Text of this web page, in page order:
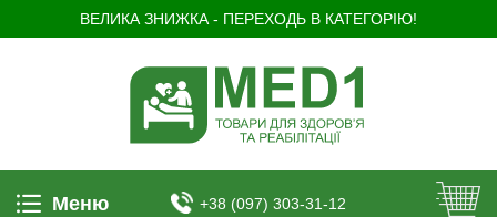
ВЕЛИКА ЗНИЖКА - ПЕРЕХОДЬ В КАТЕГОРІЮ!
Меню +38 (097) 303-31-12